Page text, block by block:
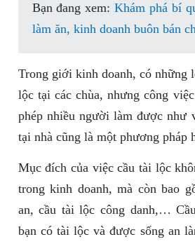
Bạn đang xem:Khám phá bí
làm ăn, kinh doanh buôn bán
Trong giới kinh doanh, có những
lộc tại các chùa, nhưng công
phép nhiều người làm được như
tại nhà cũng là một phương pháp
Mục đích của việc cầu tài lộc
trong kinh doanh, mà còn bao
an, cầu tài lộc công danh,…
bạn có tài lộc và được sống an